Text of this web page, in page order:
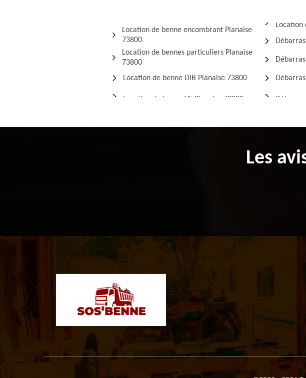
Location de benne encombrant Planaise
73800
Location de bennes particuliers Planaise
73800
Location de benne DIB Planaise 73800
Location
Les